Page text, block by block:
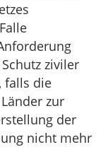
ziviler
falls die
zur
der
nicht mehr